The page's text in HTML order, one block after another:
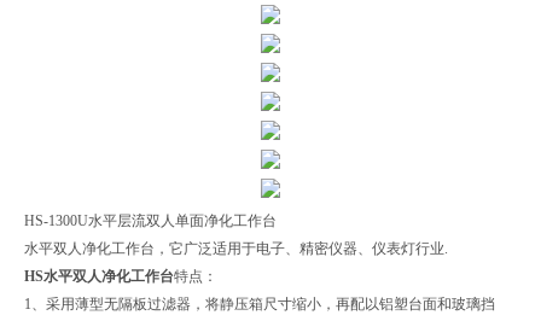
HS-1300U水平层流双人单面净化工作台
水平双人净化工作台，它广泛适用于电子、精密仪器、仪表灯行业.
HS水平双人净化工作台特点：
1、采用薄型无隔板过滤器，将静压箱尺寸缩小，再配以铝塑台面和玻璃挡